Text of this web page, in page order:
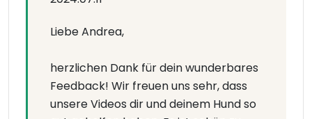
Liebe Andrea,
herzlichen Dank für dein wunderbares
Feedback! Wir freuen uns sehr, dass
unsere Videos dir und deinem Hund so